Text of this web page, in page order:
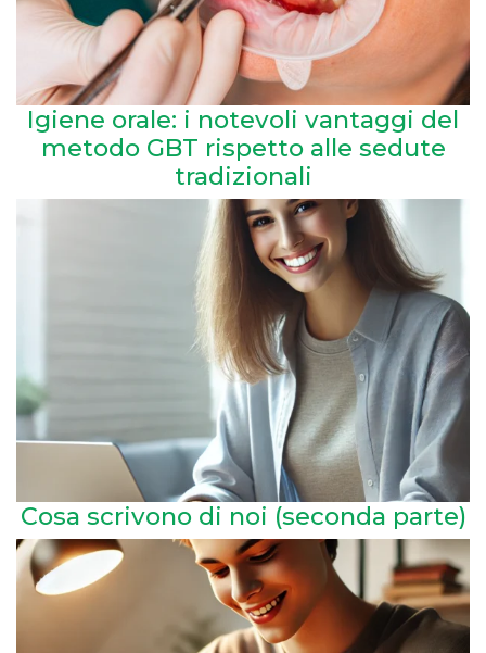
Igiene orale: i notevoli vantaggi del
metodo GBT rispetto alle sedute
tradizionali
Cosa scrivono di noi (seconda parte)